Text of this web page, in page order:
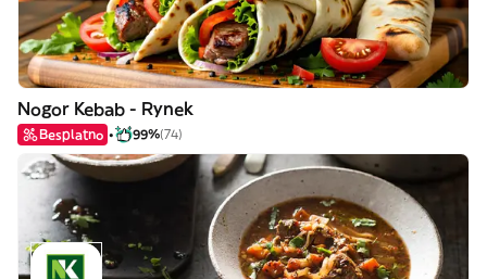
Nogor Kebab - Rynek
Besplatno 99%(74)